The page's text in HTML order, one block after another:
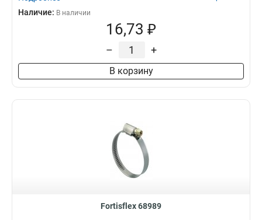
Наличие: В наличии
16,73 ₽
– +
В корзину
Fortisflex 68989